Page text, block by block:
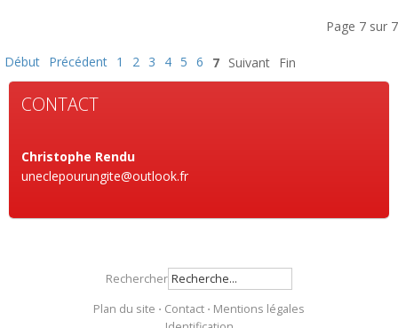
Page 7 sur 7
Début Précédent 1 2 3 4 5 6 7 Suivant Fin
CONTACT
Christophe Rendu
uneclepourungite@outlook.fr
Rechercher
Plan du site ⋅ Contact ⋅ Mentions légales